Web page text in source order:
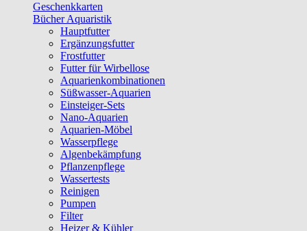
Geschenkkarten
Bücher Aquaristik
Hauptfutter
Ergänzungsfutter
Frostfutter
Futter für Wirbellose
Aquarienkombinationen
Süßwasser-Aquarien
Einsteiger-Sets
Nano-Aquarien
Aquarien-Möbel
Wasserpflege
Algenbekämpfung
Pflanzenpflege
Wassertests
Reinigen
Pumpen
Filter
Heizer & Kühler